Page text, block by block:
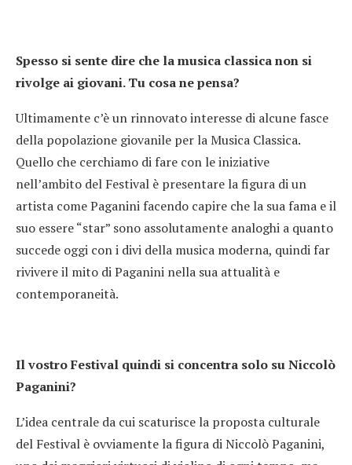
Spesso si sente dire che la musica classica non si
rivolge ai giovani. Tu cosa ne pensa?
Ultimamente c’è un rinnovato interesse di alcune fasce
della popolazione giovanile per la Musica Classica.
Quello che cerchiamo di fare con le iniziative
nell’ambito del Festival è presentare la figura di un
artista come Paganini facendo capire che la sua fama e il
suo essere “star” sono assolutamente analoghi a quanto
succede oggi con i divi della musica moderna, quindi far
rivivere il mito di Paganini nella sua attualità e
contemporaneità.
Il vostro Festival quindi si concentra solo su Niccolò
Paganini?
L’idea centrale da cui scaturisce la proposta culturale
del Festival è ovviamente la figura di Niccolò Paganini,